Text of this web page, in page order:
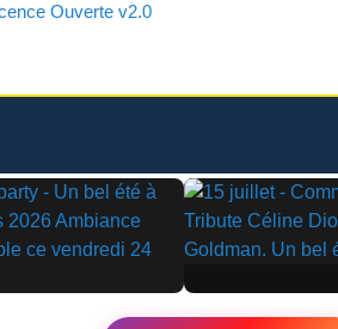
Ouverte v2.0
▶